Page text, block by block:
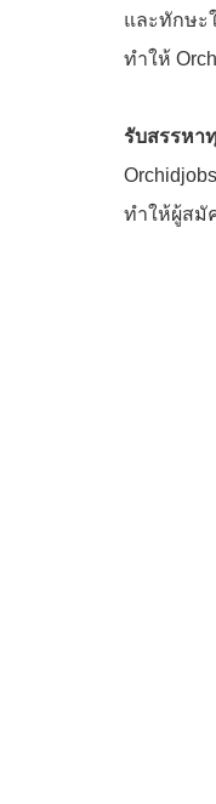
และทักษะ
ทำให้
รับสรรหา
ทำให้ผู้สมั